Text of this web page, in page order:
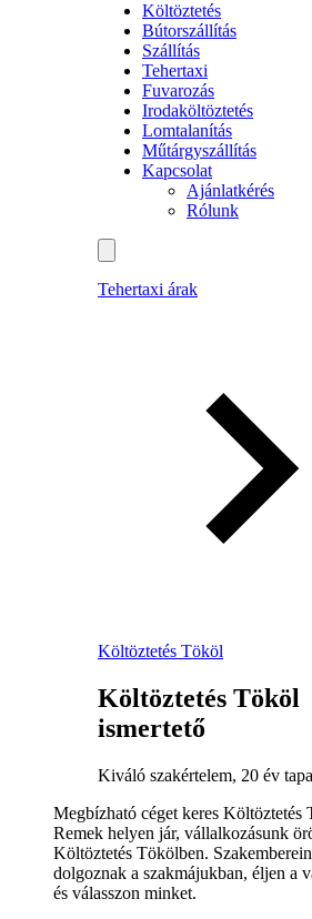
Költöztetés
Bútorszállítás
Szállítás
Tehertaxi
Fuvarozás
Irodaköltöztetés
Lomtalanítás
Műtárgyszállítás
Kapcsolat
Ajánlatkérés
Rólunk
Tehertaxi árak
Költöztetés Tököl
Költöztetés Tököl
ismertető
Kiváló szakértelem, 20 év
Megbízható céget keres Költöztetés
Remek helyen jár, vállalkozásunk
Költöztetés Tökölben.
dolgoznak a szakmájukban, éljen a
és válasszon minket.